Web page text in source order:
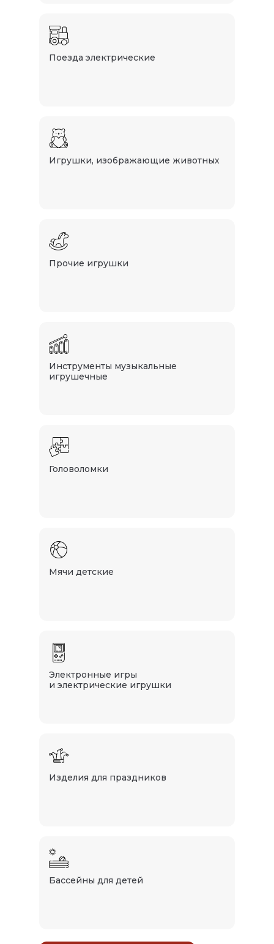
Бассейны для детей
Изделия для праздников
Электронные игры
и электрические игрушки
Мячи детские
Головоломки
Инструменты музыкальные
игрушечные
Прочие игрушки
Игрушки, изображающие животных
Поезда электрические